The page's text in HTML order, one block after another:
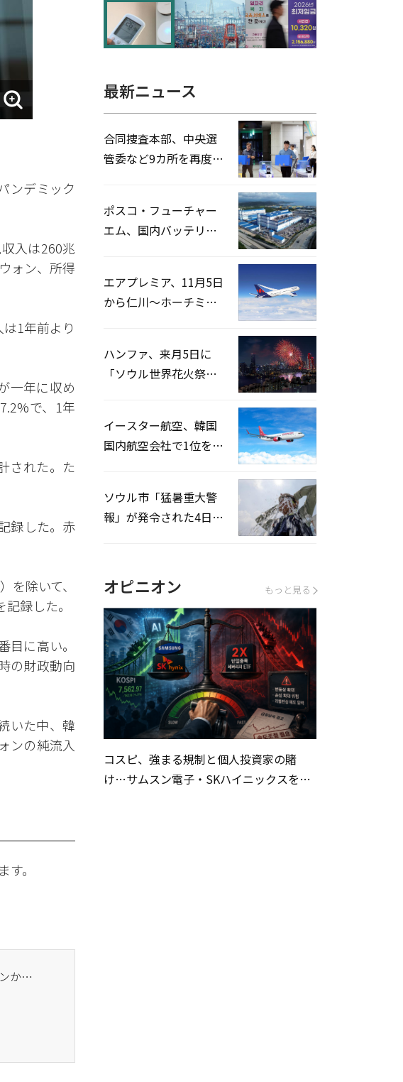
ンデミック
入は260兆
ォン、所得
1年前より
一年に収め
で、1年
された。た
録した。赤
除いて、
録した。
に高い。
の財政動向
いた中、韓
ンの純流入
。
· 500兆ウォンの税収の行方 教育財政交付金は81兆ウォンか100兆ウォンか…運用の不備を巡る議論の中で算定方式が焦点に
高更新の可能性に需給対応体制を点
検
最新ニュース
合同捜査本部、中央選
管委など9カ所を再度家
ポスコ・フューチャー
エム、国内バッテリー
エアプレミア、11月5日
から仁川〜ホーチミン
ハンファ、来月5日に
「ソウル世界花火祭り
イースター航空、韓国
国内航空会社で1位を記
ソウル市「猛暑重大警
報」が発令された4日、
オピニオン もっと見る
コスピ、強まる規制と個人投資家の賭
け…サムスン電子・SKハイニックスを巡